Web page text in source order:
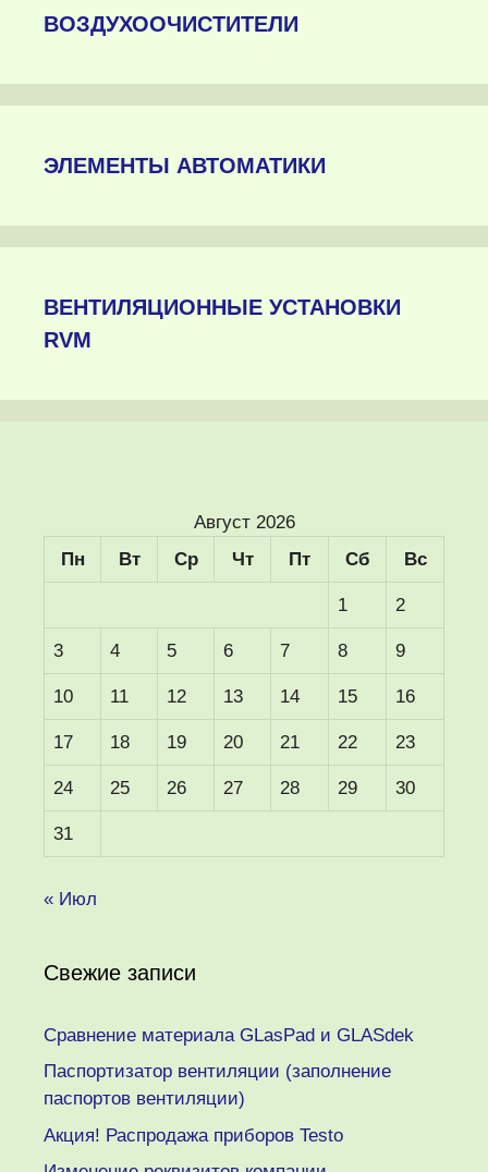
ВОЗДУХООЧИСТИТЕЛИ
ЭЛЕМЕНТЫ АВТОМАТИКИ
ВЕНТИЛЯЦИОННЫЕ УСТАНОВКИ
RVM
Август 2026
Пн
Вт Ср Чт Пт Сб Вс
1 2
3 4 5 6 7 8 9
10 11 12 13 14 15 16
17 18 19 20 21 22 23
24 25 26 27 28 29 30
31
« Июл
Свежие записи
Сравнение материала GLasPad и GLASdek
Паспортизатор вентиляции (заполнение
паспортов вентиляции)
Акция! Распродажа приборов Testo